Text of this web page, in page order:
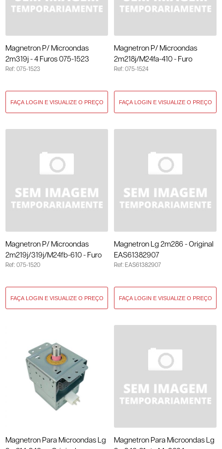
Magnetron P/ Microondas
2m319j - 4 Furos 075-1523
Ref: 075-1523
Magnetron P/ Microondas
2m218j/M24fa-410 - Furo
Universal 075-1524
Ref: 075-1524
Magnetron P/ Microondas
2m219j/319j/M24fb-610 - Furo
Universal 075-1520
Ref: 075-1520
Magnetron Lg 2m286 - Original
EAS61382907
Ref: EAS61382907
Magnetron Para Microondas Lg
Magnetron Para Microondas Lg